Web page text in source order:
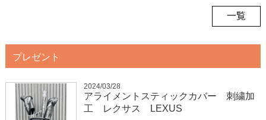
一覧
プレゼント
2024/03/28
アライメントスティックカバー 刺繍加
工 レクサス LEXUS